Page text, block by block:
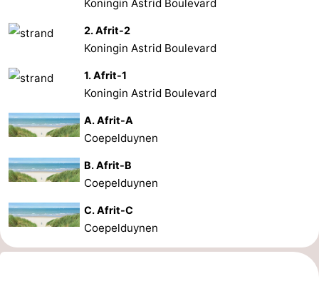
Koningin Astrid Boulevard
2. Afrit-2
Koningin Astrid Boulevard
1. Afrit-1
Koningin Astrid Boulevard
A. Afrit-A
Coepelduynen
B. Afrit-B
Coepelduynen
C. Afrit-C
Coepelduynen